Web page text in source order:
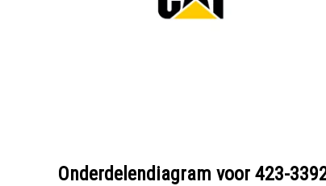
Onderdelendiagram voor 423-